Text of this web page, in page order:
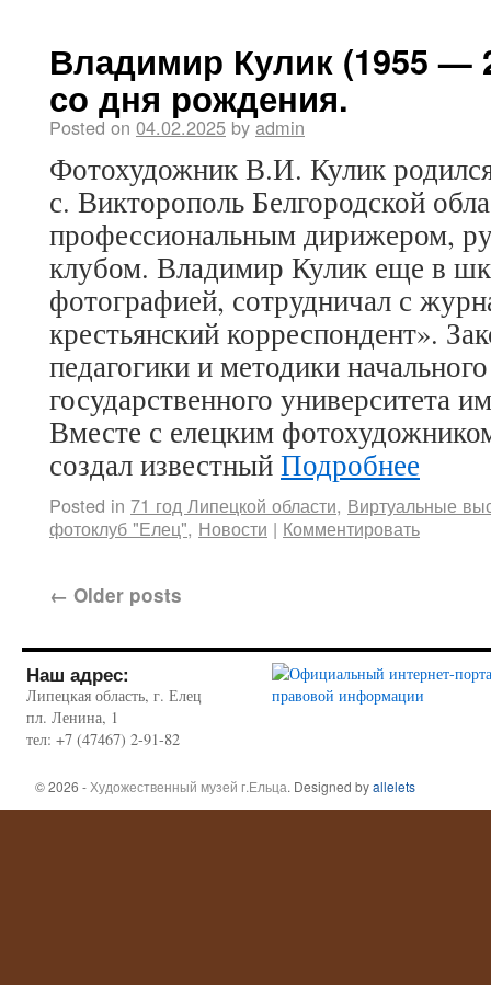
Владимир Кулик (1955 —
со дня рождения.
Posted on 04.02.2025 by admin
Фотохудожник В.И. Кулик
с. Викторополь Белгородской
профессиональным дирижером,
клубом. Владимир Кулик еще в
фотографией, сотрудничал с
крестьянский корреспондент».
педагогики и методики
государственного университета
Вместе с елецким
создал известный Подробнее
Posted in 71 год Липецкой области, Виртуальные
фотоклуб "Елец", Новости | Комментировать
← Older posts
Наш адрес:
Липецкая область, г. Елец
пл. Ленина, 1
тел: +7 (47467) 2-91-82
© 2026 - Художественный музей г.Ельца. Designed byallelets